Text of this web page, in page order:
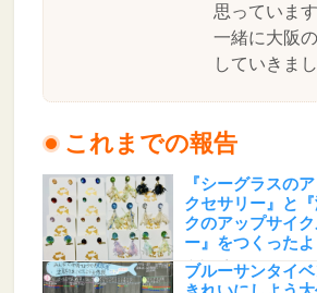
思っていま
一緒に大阪
していきま
これまでの報告
『シーグラスの
クセサリー』と
クのアップサイ
ー』をつくったよ
地球☆プロテクト とある
ブルーサンタイ